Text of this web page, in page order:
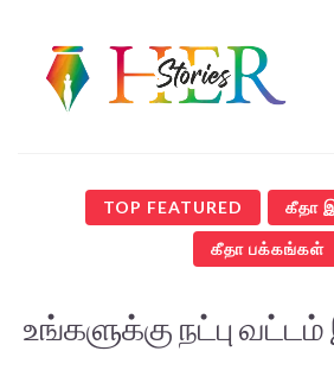
TOP FEATURED கீதா
கீதா பக்கங்கள்
உங்களுக்கு நட்பு வட்டம்